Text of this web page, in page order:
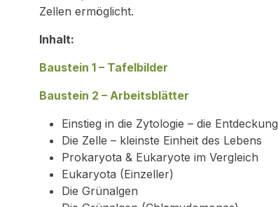
Zellen ermöglicht.
Inhalt:
Baustein 1 – Tafelbilder
Baustein 2 – Arbeitsblätter
Einstieg in die Zytologie – die
Die Zelle – kleinste Einheit des Lebens
Prokaryota & Eukaryote im Vergleich
Eukaryota (Einzeller)
Die Grünalgen